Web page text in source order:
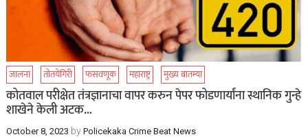
जालना तोतयेगिरी फसवणूक महाराष्ट्र मुख्य बातम्या
कोतवाल परीक्षेत तंत्रज्ञानाचा वापर करुन पेपर फोडणार्यांना स्थानिक गुन्हे
शाखेने केली अटक…
October 8, 2023 by Policekaka Crime Beat News